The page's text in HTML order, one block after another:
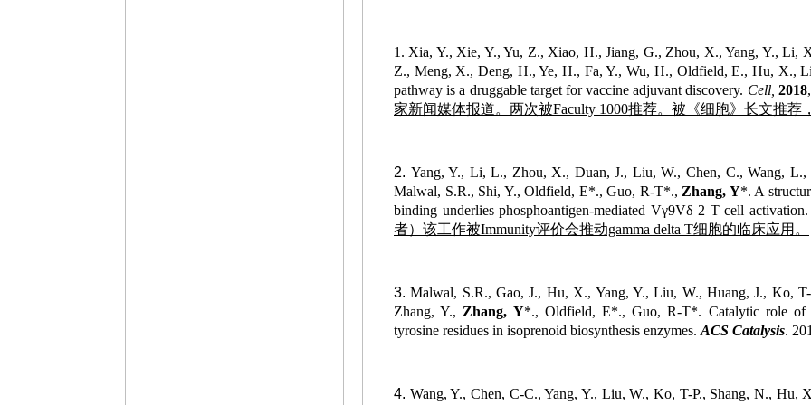
1. Xia, Y., Xie, Y., Yu, Z., Xiao, H., Jiang, G., Zhou, X., Yang, Y., Li,
Z., Meng, X., Deng, H., Ye, H., Fa, Y., Wu, H., Oldfield, E., Hu, X.,
pathway is a druggable target for vaccine adjuvant discovery. Cell, 2018
家新闻媒体报道。两次被Faculty 1000推荐。被《细胞》长文推
2. Yang, Y., Li, L., Zhou, X., Duan, J., Liu, W., Chen, C., Wang,
Malwal, S.R., Shi, Y., Oldfield, E*., Guo, R-T*., Zhang, Y*. A
binding underlies phosphoantigen-mediated Vγ9Vδ 2 T cell
者）该工作被Immunity评价会推动gamma delta T细胞的临床应用。
3.Malwal, S.R., Gao, J., Hu, X., Yang, Y., Liu, W., Huang, J., Ko,
Zhang, Y., Zhang, Y*., Oldfield, E*., Guo, R-T*. Catalytic role of
tyrosine residues in isoprenoid biosynthesis enzymes. ACS Catalysis.
4. Wang, Y., Chen, C-C., Yang, Y., Liu, W., Ko, T-P., Shang, N., Hu,